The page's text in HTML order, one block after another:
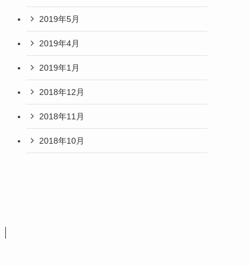
2019年5月
2019年4月
2019年1月
2018年12月
2018年11月
2018年10月